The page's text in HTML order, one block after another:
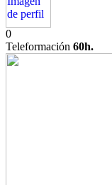
0
Teleformación 60h.